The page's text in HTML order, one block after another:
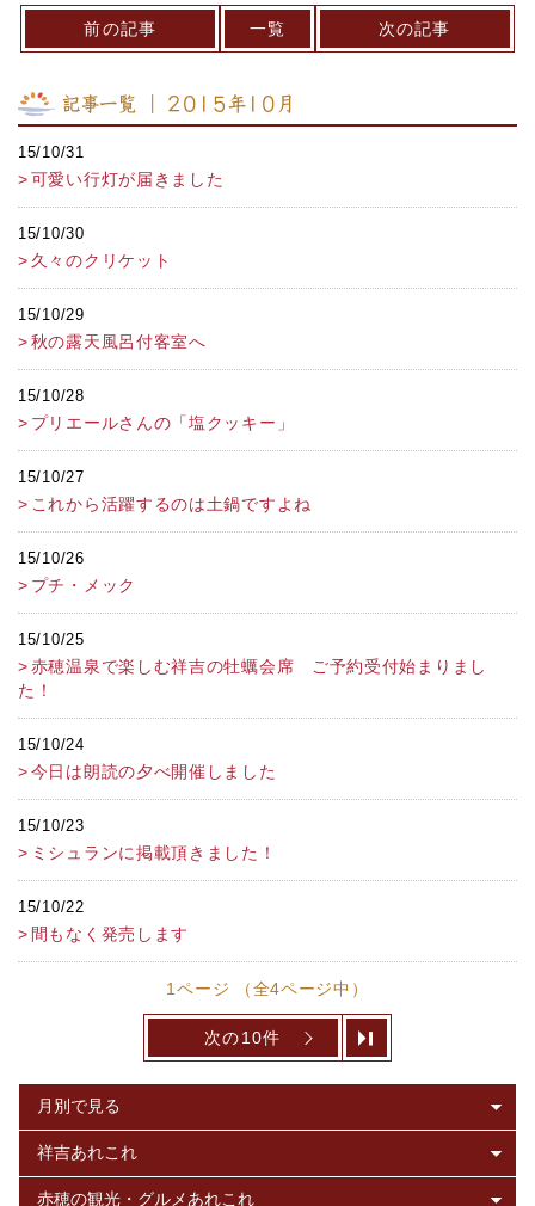
前の記事 一覧 次の記事
記事一覧 ｜ 2015年10月
15/10/31
可愛い行灯が届きました
15/10/30
久々のクリケット
15/10/29
秋の露天風呂付客室へ
15/10/28
プリエールさんの「塩クッキー」
15/10/27
これから活躍するのは土鍋ですよね
15/10/26
プチ・メック
15/10/25
赤穂温泉で楽しむ祥吉の牡蠣会席 ご予約受付始まりまし
た！
15/10/24
今日は朗読の夕べ開催しました
15/10/23
ミシュランに掲載頂きました！
15/10/22
間もなく発売します
1ページ （全4ページ中）
次の10件